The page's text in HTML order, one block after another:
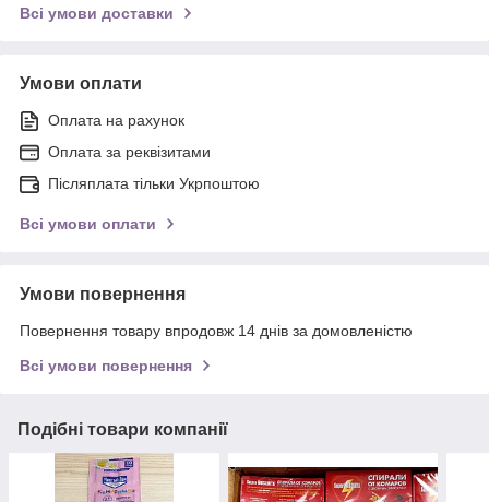
Всі умови доставки
Умови оплати
Оплата на рахунок
Оплата за реквізитами
Післяплата тільки Укрпоштою
Всі умови оплати
Умови повернення
Повернення товару впродовж 14 днів за домовленістю
Всі умови повернення
Подібні товари компанії